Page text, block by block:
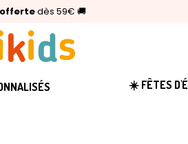
dès 59€ 🚚
2025 :Annikids N°1
000 avis clients)
☀️ FÊTES